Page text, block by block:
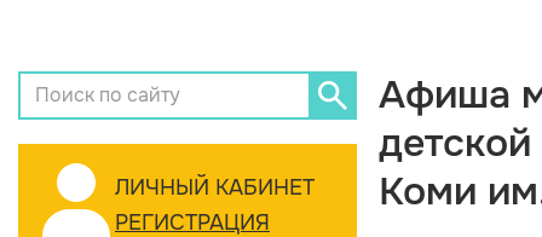
ЛИЧНЫЙ КАБИНЕТ
РЕГИСТРАЦИЯ
Афиша
Коми